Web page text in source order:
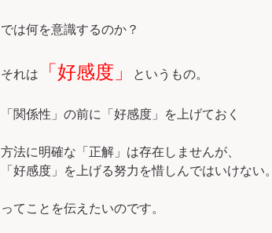
では何を意識するのか？
それは 「好感度」 というもの。
「関係性」の前に「好感度」を上げておく
方法に明確な「正解」は存在しませんが、
「好感度」を上げる努力を惜しんではいけない。
ってことを伝えたいのです。